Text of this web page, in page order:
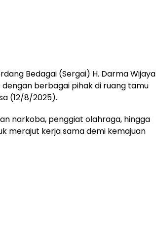
Bedagai (Sergai) H. Darma Wijaya
berbagai pihak di ruang tamu
(12/8/2025).
narkoba, penggiat olahraga, hingga
merajut kerja sama demi kemajuan